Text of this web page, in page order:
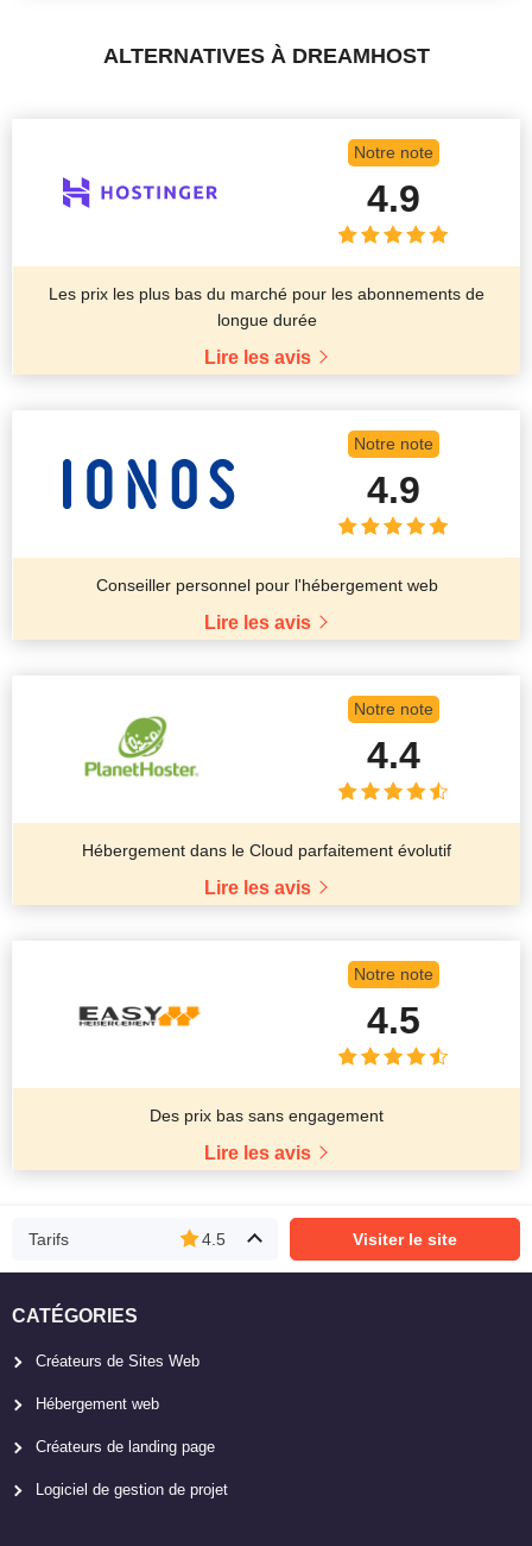
ALTERNATIVES À DREAMHOST
Notre note
4.9
Les prix les plus bas du marché pour les abonnements de
longue durée
Lire les avis
Notre note
4.9
Conseiller personnel pour l'hébergement web
Lire les avis
Notre note
4.4
Hébergement dans le Cloud parfaitement évolutif
Lire les avis
Notre note
4.5
Des prix bas sans engagement
Lire les avis
Tarifs 4.5 Visiter le site
CATÉGORIES
Créateurs de Sites Web
Hébergement web
Créateurs de landing page
Logiciel de gestion de projet